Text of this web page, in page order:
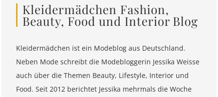
Kleidermädchen Fashion,
Beauty, Food und Interior Blog
Kleidermädchen ist ein Modeblog aus Deutschland.
Neben Mode schreibt die Modebloggerin Jessika Weisse
auch über die Themen Beauty, Lifestyle, Interior und
Food. Seit 2012 berichtet Jessika mehrmals die Woche